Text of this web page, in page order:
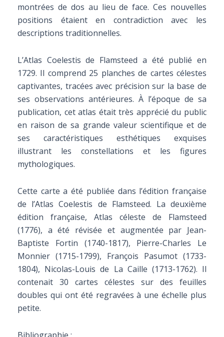
montrées de dos au lieu de face. Ces nouvelles
positions étaient en contradiction avec les
descriptions traditionnelles.
L’Atlas Coelestis de Flamsteed a été publié en
1729. Il comprend 25 planches de cartes célestes
captivantes, tracées avec précision sur la base de
ses observations antérieures. À l’époque de sa
publication, cet atlas était très apprécié du public
en raison de sa grande valeur scientifique et de
ses caractéristiques esthétiques exquises
illustrant les constellations et les figures
mythologiques.
Cette carte a été publiée dans l’édition française
de l’Atlas Coelestis de Flamsteed. La deuxième
édition française, Atlas céleste de Flamsteed
(1776), a été révisée et augmentée par Jean-
Baptiste Fortin (1740-1817), Pierre-Charles Le
Monnier (1715-1799), François Pasumot (1733-
1804), Nicolas-Louis de La Caille (1713-1762). Il
contenait 30 cartes célestes sur des feuilles
doubles qui ont été regravées à une échelle plus
petite.